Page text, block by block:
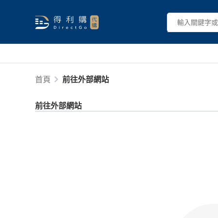
首頁 前往外部網站
前往外部網站